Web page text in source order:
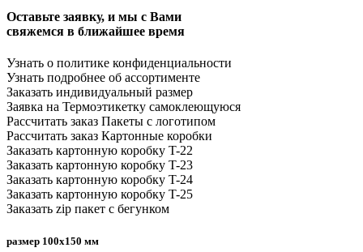
Оставьте заявку, и мы с Вами
свяжемся в ближайшее время
Узнать о политике конфиденциальности
Узнать подробнее об ассортименте
Заказать индивидуальный размер
Заявка на Термоэтикетку cамоклеющуюся
Рассчитать заказ Пакеты с логотипом
Рассчитать заказ Картонные коробки
Заказать картонную коробку T-22
Заказать картонную коробку T-23
Заказать картонную коробку T-24
Заказать картонную коробку T-25
Заказать zip пакет с бегунком
размер 100x150 мм